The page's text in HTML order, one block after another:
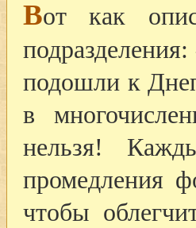
Вот как
подошли к
в
нельзя!
промедления
чтобы